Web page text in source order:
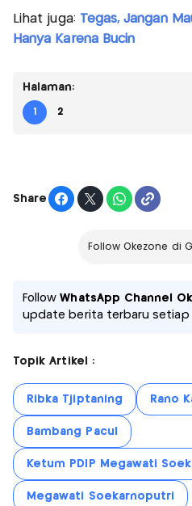
Lihat juga: Tegas, Jangan
Hanya Karena Bucin
Halaman:
1 2
Share
Follow Okezone di
FollowWhatsApp Channel
update berita terbaru setiap
Topik Artikel :
Ribka Tjiptaning Rano
Bambang Pacul
Ketum PDIP Megawati
Megawati Soekarnoputri